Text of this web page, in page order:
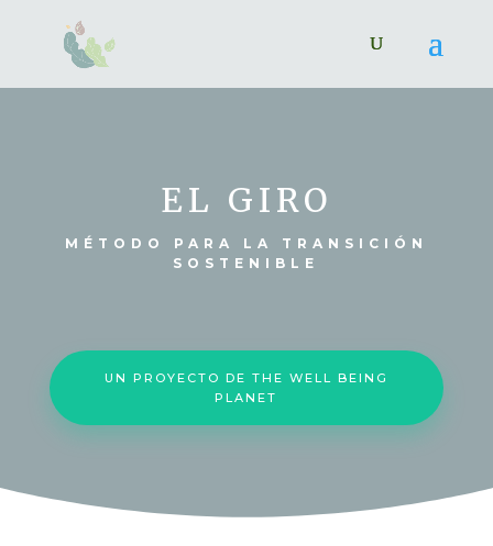
EL GIRO
MÉTODO PARA LA TRANSICIÓN
SOSTENIBLE
UN PROYECTO DE THE WELL BEING
PLANET